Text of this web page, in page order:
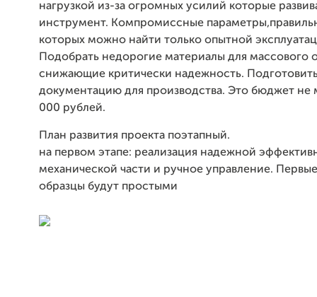
нагрузкой из-за огромных усилий которые
инструмент. Компромиссные
которых можно найти только опытной
Подобрать недорогие материалы для массового
снижающие критически надежность.
документацию для производства. Это бюджет не
000 рублей.
План развития проекта поэтапный.
на первом этапе: реализация надежной
механической части и ручное управление.
образцы будут простыми